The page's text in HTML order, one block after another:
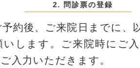
2. 問診票の登録
約後、ご来院日までに、
いします。ご来院時にご
入力いただきます。